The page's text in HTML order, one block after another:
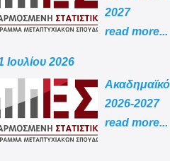
2027
read more...
Ιουλίου 2026
2026-2027
read more...